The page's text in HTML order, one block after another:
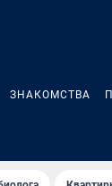
ЗНАКОМСТВА